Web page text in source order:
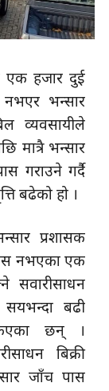
एक हजार दुई
भन्सार
व्यवसायीले
मात्रै भन्सार
गराउने गर्दै
बढेको हो ।
प्रशासक
नभएका एक
सवारीसाधन
बढी
छन् ।
बिक्री
जाँच पास